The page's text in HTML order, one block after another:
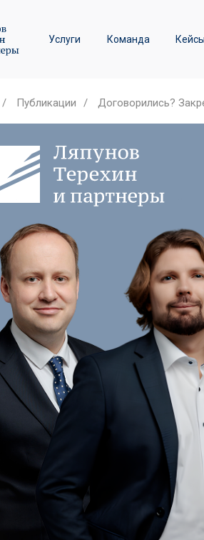
Команда
Услуги Кейсы
Лизинговые споры
/ Публикации / Договорились?